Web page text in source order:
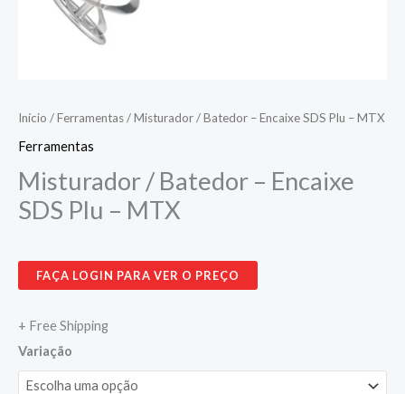
Início /Ferramentas/ Misturador / Batedor – Encaixe SDS Plu – MTX
Ferramentas
Misturador / Batedor – Encaixe
SDS Plu – MTX
FAÇA LOGIN PARA VER O PREÇO
+ Free Shipping
Variação